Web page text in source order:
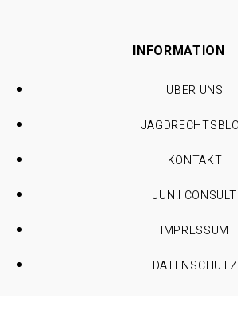
INFORMATION
ÜBER UNS
KONTAKT
JUN.I CONSULT
IMPRESSUM
DATENSCHUTZ